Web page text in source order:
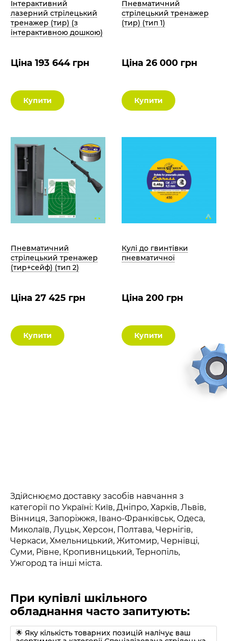
Інтерактивний
лазерний стрілецький
тренажер (тир) (з
інтерактивною дошкою)
Ціна 193 644 грн
Купити
Пневматичний
стрілецький тренажер
(тир) (тип 1)
Ціна 26 000 грн
Купити
Пневматичний
стрілецький тренажер
(тир+сейф) (тип 2)
Ціна 27 425 грн
Купити
Кулі до гвинтівки
пневматичної
Ціна 200 грн
Купити
Здійснюємо доставку засобів навчання з
категорії по Україні: Київ, Дніпро, Харків, Львів,
Вінниця, Запоріжжя, Івано-Франківськ, Одеса,
Миколаїв, Луцьк, Херсон, Полтава, Чернігів,
Черкаси, Хмельницький, Житомир, Чернівці,
Суми, Рівне, Кропивницький, Тернопіль,
Ужгород та інші міста.
При купівлі шкільного
обладнання часто запитують:
🌟 Яку кількість товарних позицій налічує ваш